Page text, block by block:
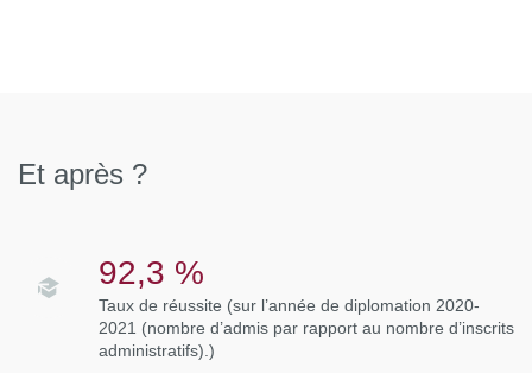
Et après ?
92,3 %
Taux de réussite (sur l’année de diplomation 2020-
2021 (nombre d’admis par rapport au nombre d’inscrits
administratifs).)